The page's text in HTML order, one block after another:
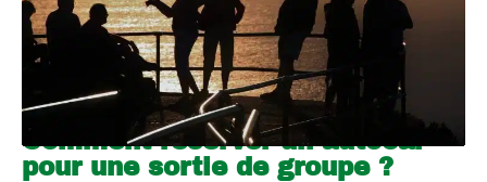
Comment réserver un autocar
pour une sortie de groupe ?